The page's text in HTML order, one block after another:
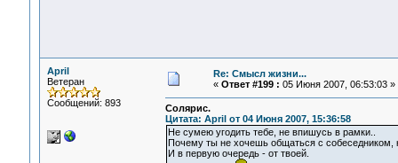
April
Ветеран
Сообщений: 893
Re: Смысл жизни...
« Ответ #199 : 05 Июня 2007, 06:53:03 »
Солярис.
Цитата: April от 04 Июня 2007, 15:36:58
Не сумею угодить тебе, не впишусь в рамки..
Почему ты не хочешь общаться с собеседником,
И в первую очередь - от твоей.